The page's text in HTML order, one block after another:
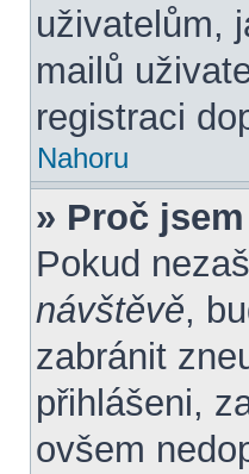
uživatelům,
mailů
registraci
Nahoru
» Proč
Pokud
návštěvě,
zabránit
přihlášeni,
ovšem